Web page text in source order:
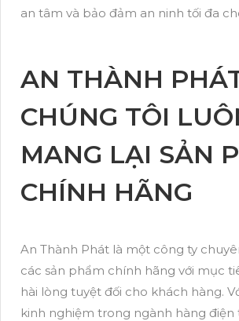
an tâm và bảo đảm an ninh tối đa
AN THÀNH
CHÚNG TÔI
MANG LẠI SẢN
CHÍNH HÃNG
An Thành Phát là một công ty
các sản phẩm chính hãng với mục
hài lòng tuyệt đối cho khách hàng.
kinh nghiệm trong ngành hàng điện